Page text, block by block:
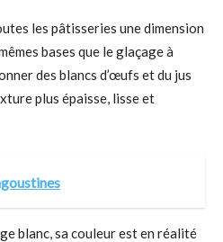
les pâtisseries une dimension
bases que le glaçage à
des blancs d’œufs et du jus
plus épaisse, lisse et
blanc, sa couleur est en réalité